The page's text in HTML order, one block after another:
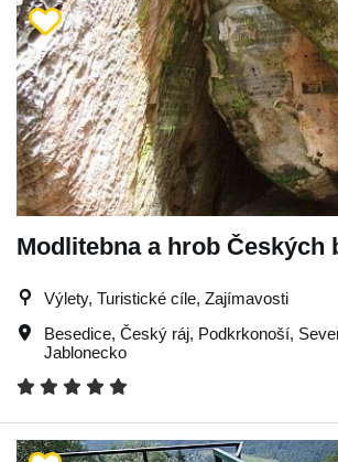
Modlitebna a hrob Českých
Výlety, Turistické cíle, Zajímavosti
Besedice, Český ráj, Podkrkonoší,
Jablonecko